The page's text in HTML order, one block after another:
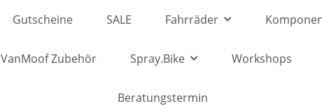
Gutscheine SALE Fahrräder
VanMoof Zubehör Spray.Bike Workshops
Beratungstermin